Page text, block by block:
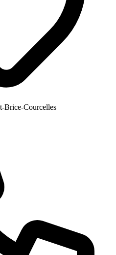
Brice-Courcelles